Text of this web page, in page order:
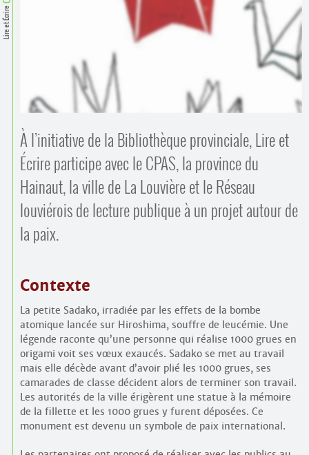
Comprendre et parler
Bienvenue en Belgique
Trouver un lieu d’alphabétisation
Lire et Écrire
À l’initiative de la Bibliothèque provinciale, Lire et
Écrire participe avec le CPAS, la province du
Hainaut, la ville de La Louvière et le Réseau
louviérois de lecture publique à un projet autour de
la paix.
Contexte
La petite Sadako, irradiée par les effets de la bombe
atomique lancée sur Hiroshima, souffre de leucémie. Une
légende raconte qu’une personne qui réalise 1000 grues en
origami voit ses vœux exaucés. Sadako se met au travail
mais elle décède avant d’avoir plié les 1000 grues, ses
camarades de classe décident alors de terminer son travail.
Les autorités de la ville érigèrent une statue à la mémoire
de la fillette et les 1000 grues y furent déposées. Ce
monument est devenu un symbole de paix international.